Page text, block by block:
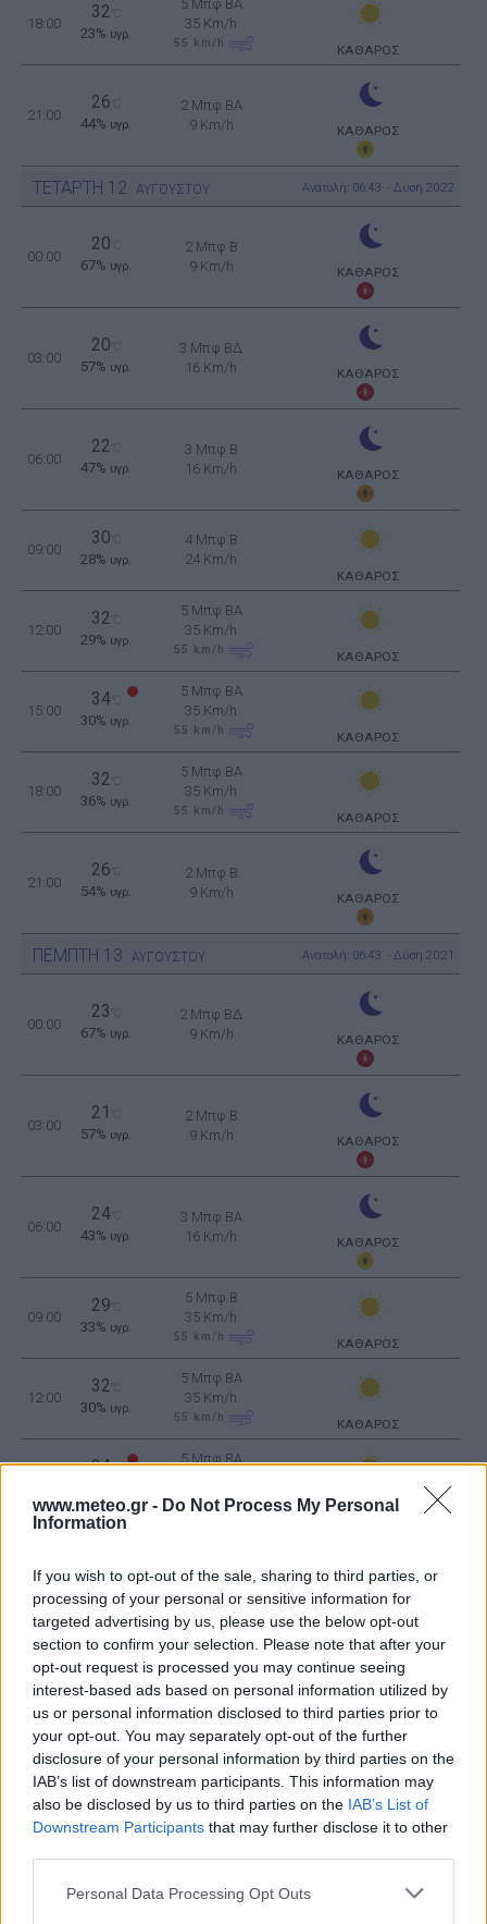
www.meteo.gr - Do Not Process My Personal
Information
If you wish to opt-out of the sale, sharing to third parties, or
processing of your personal or sensitive information for
targeted advertising by us, please use the below opt-out
section to confirm your selection. Please note that after your
opt-out request is processed you may continue seeing
interest-based ads based on personal information utilized by
us or personal information disclosed to third parties prior to
your opt-out. You may separately opt-out of the further
disclosure of your personal information by third parties on the
IAB’s list of downstream participants. This information may
also be disclosed by us to third parties on the IAB’s List of
Downstream Participants that may further disclose it to other
Personal Data Processing Opt Outs
18:00
32
23% υγρ.
5 Μπφ BA
35 Km/h
55 km/h ΚΑΘΑΡΟΣ
21:00
26
44% υγρ.
2 Μπφ BA
9 Km/h
ΚΑΘΑΡΟΣ
ΤΕΤΑΡΤΗ 12 ΑΥΓΟΥΣΤΟΥ Ανατολή: 06:43 - Δύση 20:22
00:00
20
67% υγρ.
2 Μπφ B
9 Km/h
ΚΑΘΑΡΟΣ
03:00
20
57% υγρ.
3 Μπφ ΒΔ
16 Km/h
ΚΑΘΑΡΟΣ
06:00
22
47% υγρ.
3 Μπφ B
16 Km/h
ΚΑΘΑΡΟΣ
09:00
30
28% υγρ.
4 Μπφ B
24 Km/h
ΚΑΘΑΡΟΣ
12:00
32
29% υγρ.
5 Μπφ BA
35 Km/h
55 km/h ΚΑΘΑΡΟΣ
15:00
34°C
30% υγρ.
5 Μπφ BA
35 Km/h
55 km/h ΚΑΘΑΡΟΣ
18:00
32
36% υγρ.
5 Μπφ BA
35 Km/h
55 km/h ΚΑΘΑΡΟΣ
21:00
26
54% υγρ.
2 Μπφ B
9 Km/h
ΚΑΘΑΡΟΣ
ΠΕΜΠΤΗ 13 ΑΥΓΟΥΣΤΟΥ Ανατολή: 06:43 - Δύση 20:21
00:00
23
67% υγρ.
2 Μπφ ΒΔ
9 Km/h
ΚΑΘΑΡΟΣ
03:00
21
57% υγρ.
2 Μπφ B
9 Km/h
ΚΑΘΑΡΟΣ
06:00
24°C
43% υγρ.
3 Μπφ BA
16 Km/h
ΚΑΘΑΡΟΣ
09:00
29
33% υγρ.
5 Μπφ B
35 Km/h
55 km/h ΚΑΘΑΡΟΣ
12:00
32
30% υγρ.
5 Μπφ BA
35 Km/h
55 km/h ΚΑΘΑΡΟΣ
34°C
5 Μπφ BA
55km/h ΚΑΘΑΡΟΣ
41% υγρ.
24 Km/h
ΚΑΘΑΡΟΣ
21:00
27°C
2 Μπφ ΒΔ
9 Km/h
ΚΑΘΑΡΟΣ
ΠΑΡΑΣΚΕΥΗ14 ΑΥΓΟΥΣΤΟΥ Ανατολή: 06:44 - Δύση 20:20
00:00
25 °C
49% υγρ.
3 Μπφ B
16 Km/h
ΚΑΘΑΡΟΣ
28
37% υγρ.
5 Μπφ BA
55km/h